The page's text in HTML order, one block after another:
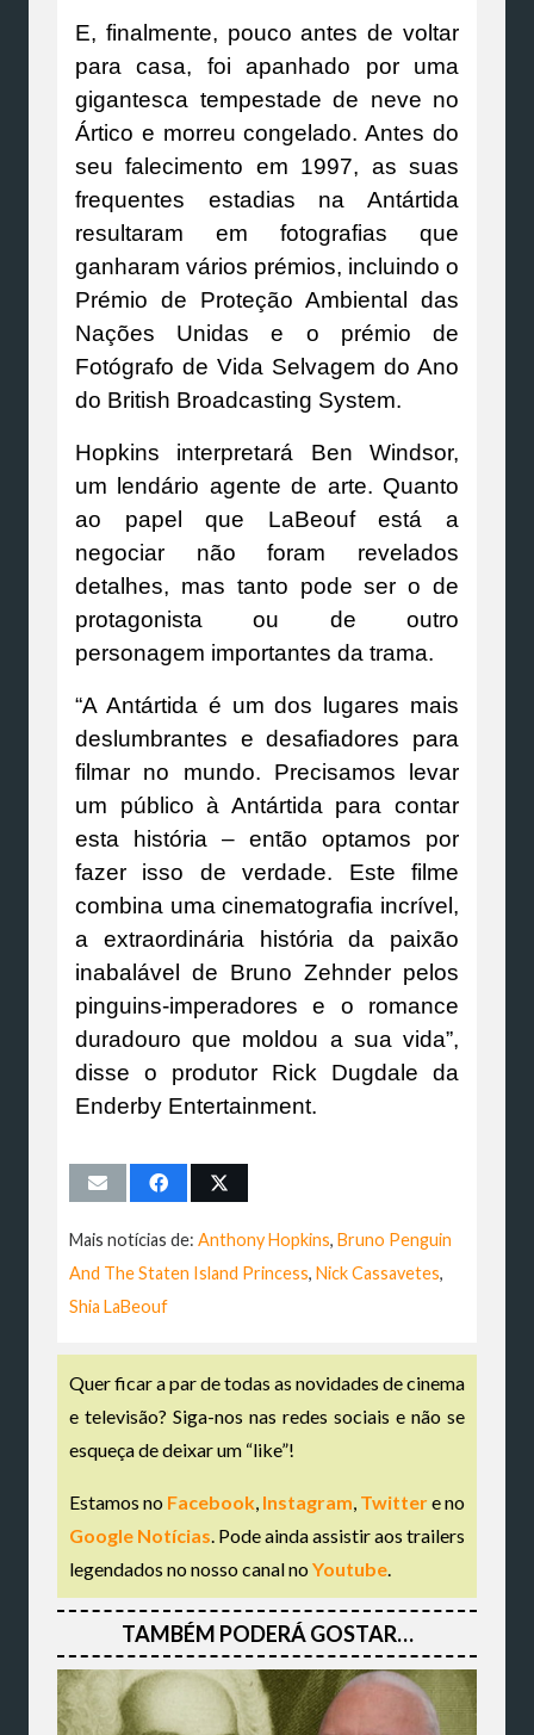
E, finalmente, pouco antes de voltar
para casa, foi apanhado por uma
gigantesca tempestade de neve no
Ártico e morreu congelado. Antes do
seu falecimento em 1997, as suas
frequentes estadias na Antártida
resultaram em fotografias que
ganharam vários prémios, incluindo o
Prémio de Proteção Ambiental das
Nações Unidas e o prémio de
Fotógrafo de Vida Selvagem do Ano
do British Broadcasting System.
Hopkins interpretará Ben Windsor,
um lendário agente de arte. Quanto
ao papel que LaBeouf está a
negociar não foram revelados
detalhes, mas tanto pode ser o de
protagonista ou de outro
personagem importantes da trama.
“A Antártida é um dos lugares mais
deslumbrantes e desafiadores para
filmar no mundo. Precisamos levar
um público à Antártida para contar
esta história – então optamos por
fazer isso de verdade. Este filme
combina uma cinematografia incrível,
a extraordinária história da paixão
inabalável de Bruno Zehnder pelos
pinguins-imperadores e o romance
duradouro que moldou a sua vida”,
disse o produtor Rick Dugdale da
Enderby Entertainment.
Mais notícias de: Anthony Hopkins, Bruno Penguin
And The Staten Island Princess, Nick Cassavetes,
Shia LaBeouf
Quer ficar a par de todas as novidades de cinema
e televisão? Siga-nos nas redes sociais e não se
esqueça de deixar um “like”!
Estamos no Facebook Instagram Twittere no
Google Notícias . Pode ainda assistir aos trailers
legendados no nosso canal noYoutube
TAMBÉM PODERÁ GOSTAR…